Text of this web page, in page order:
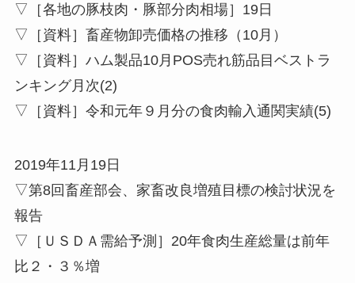
▽［各地の豚枝肉・豚部分肉相場］19日
▽［資料］畜産物卸売価格の推移（10月）
▽［資料］ハム製品10月POS売れ筋品目ベストラ
ンキング月次(2)
▽［資料］令和元年９月分の食肉輸入通関実績(5)
2019年11月19日
▽第8回畜産部会、家畜改良増殖目標の検討状況を
報告
▽［ＵＳＤＡ需給予測］20年食肉生産総量は前年
比２・３％増